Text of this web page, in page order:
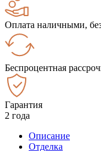
Оплата наличными,
Беспроцентная
Гарантия
2 года
Описание
Отделка